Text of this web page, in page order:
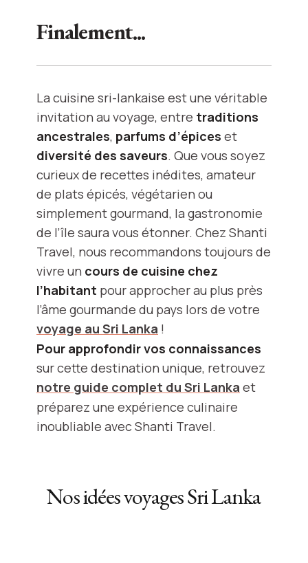
Finalement...
La cuisine sri-lankaise est une véritable
invitation au voyage, entre traditions
ancestrales, parfums d’épices et
diversité des saveurs. Que vous soyez
curieux de recettes inédites, amateur
de plats épicés, végétarien ou
simplement gourmand, la gastronomie
de l’île saura vous étonner. Chez Shanti
Travel, nous recommandons toujours de
vivre un cours de cuisine chez
l’habitant pour approcher au plus près
l’âme gourmande du pays lors de votre
voyage au Sri Lanka !
Pour approfondir vos connaissances
sur cette destination unique, retrouvez
notre guide complet du Sri Lanka et
préparez une expérience culinaire
inoubliable avec Shanti Travel.
Nos idées voyagesSri Lanka